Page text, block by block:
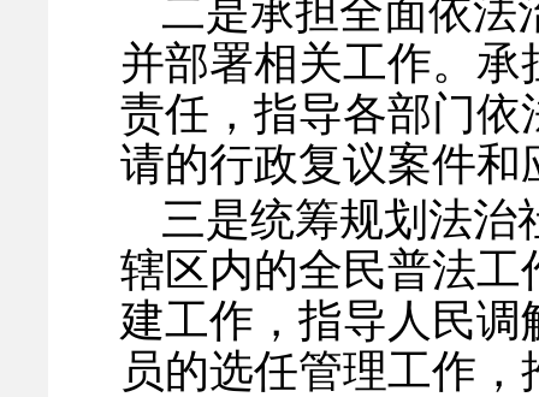
二是承担全面依法
并部署相关工作。
责任，指导各部门
请的行政复议案件和
三是统筹规划法治
辖区内的全民普法
建工作，指导人民
员的选任管理工作